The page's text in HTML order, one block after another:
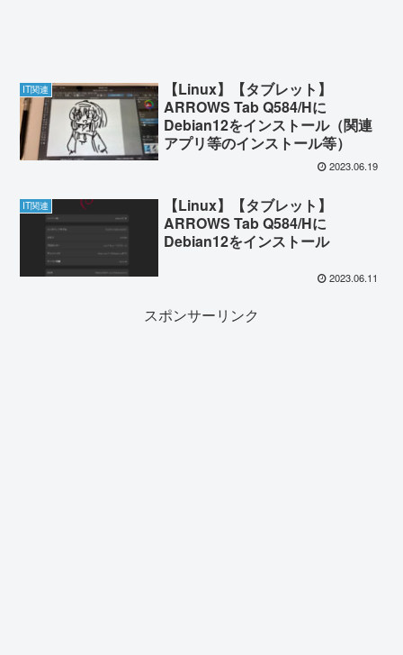
IT関連
【Linux】【タブレット】
ARROWS Tab Q584/Hに
Debian12をインストール（関連
アプリ等のインストール等）
2023.06.19
IT関連
【Linux】【タブレット】
ARROWS Tab Q584/Hに
Debian12をインストール
2023.06.11
スポンサーリンク